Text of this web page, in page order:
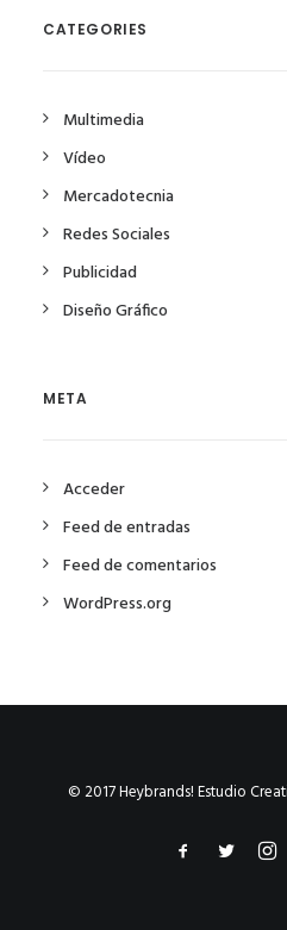
CATEGORIES
Multimedia
Vídeo
Mercadotecnia
Redes Sociales
Publicidad
Diseño Gráfico
META
Acceder
Feed de entradas
Feed de comentarios
WordPress.org
© 2017 Heybrands! Estudio